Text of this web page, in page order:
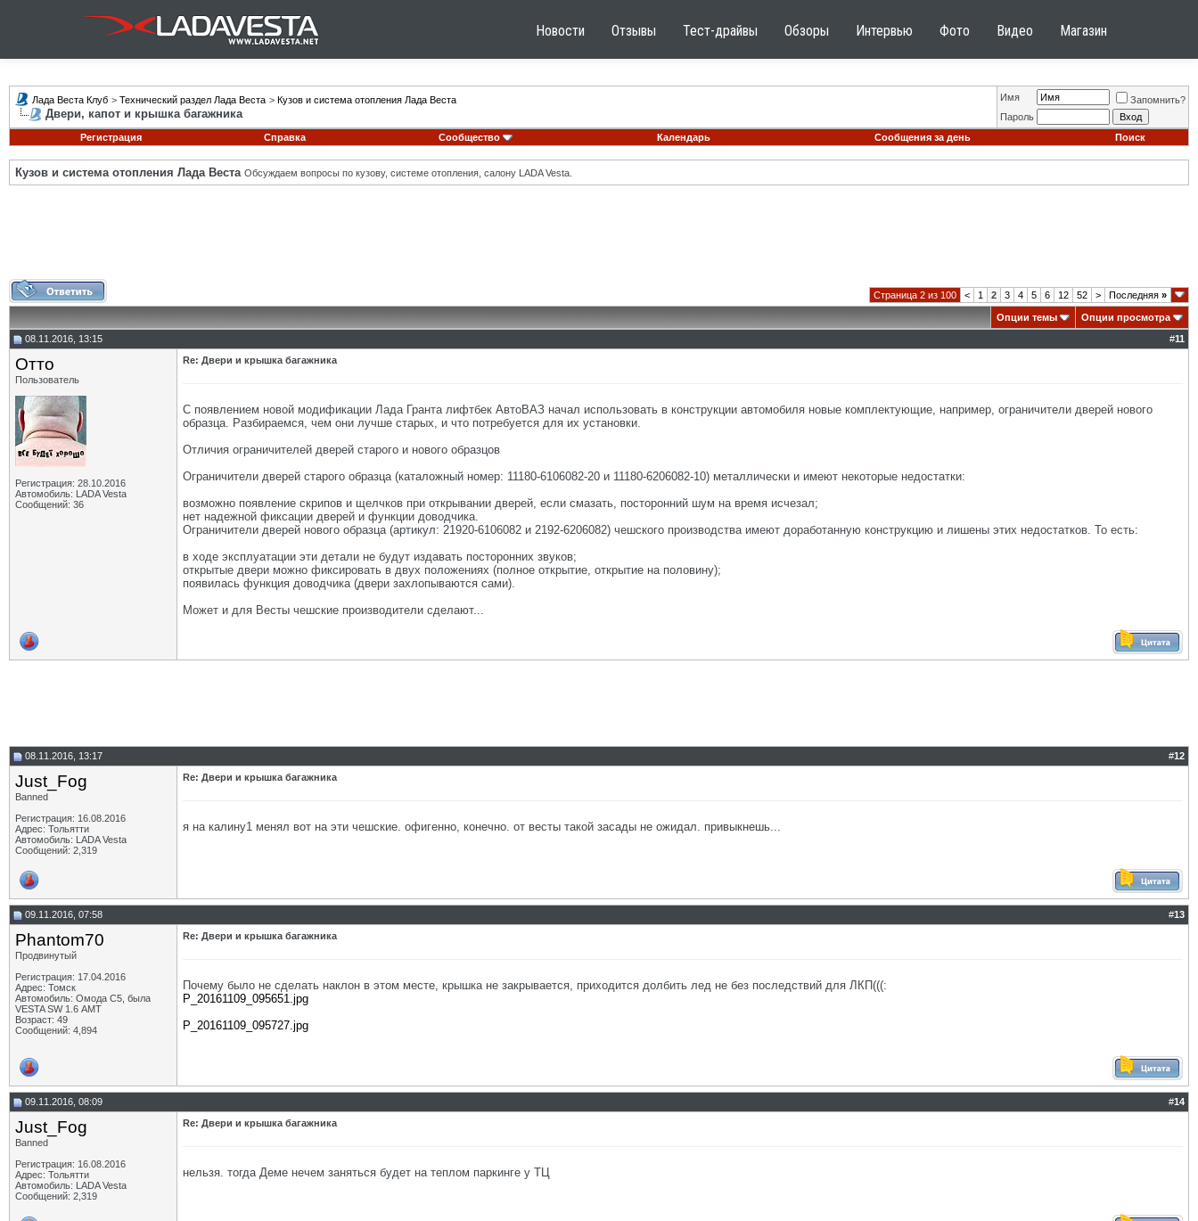
Новости Отзывы Тест-драйвы Обзоры Интервью Фото Видео Магазин
Лада Веста Клуб > Технический раздел Лада Веста > Кузов и система отопления Лада Веста
Двери, капот и крышка багажника
Имя
Запомнить?
Пароль
Регистрация
Справка Сообщество Календарь Сообщения за день Поиск
Кузов и система отопления Лада Веста Обсуждаем вопросы по кузову, системе отопления, салону LADA Vesta.
Страница 2 из 100 < 1 2 3 4 5 6 12 52 > Последняя »
Опции темы
Опции просмотра
08.11.2016, 13:15
#11
Отто
Пользователь
Регистрация: 28.10.2016
Автомобиль: LADA Vesta
Сообщений: 36
Re: Двери и крышка багажника
С появлением новой модификации Лада Гранта лифтбек АвтоВАЗ начал использовать в конструкции автомобиля новые комплектующие, например, ограничители дверей нового
образца. Разбираемся, чем они лучше старых, и что потребуется для их установки.
Отличия ограничителей дверей старого и нового образцов
Ограничители дверей старого образца (каталожный номер: 11180-6106082-20 и 11180-6206082-10) металлически и имеют некоторые недостатки:
возможно появление скрипов и щелчков при открывании дверей, если смазать, посторонний шум на время исчезал;
нет надежной фиксации дверей и функции доводчика.
Ограничители дверей нового образца (артикул: 21920-6106082 и 2192-6206082) чешского производства имеют доработанную конструкцию и лишены этих недостатков. То есть:
в ходе эксплуатации эти детали не будут издавать посторонних звуков;
открытые двери можно фиксировать в двух положениях (полное открытие, открытие на половину);
появилась функция доводчика (двери захлопываются сами).
Может и для Весты чешские производители сделают...
08.11.2016, 13:17 #12
Just_Fog
Banned
Регистрация: 16.08.2016
Адрес: Тольятти
Автомобиль: LADA Vesta
Сообщений: 2,319
Re: Двери и крышка багажника
я на калину1 менял вот на эти чешские. офигенно, конечно. от весты такой засады не ожидал. привыкнешь...
09.11.2016, 07:58 #13
Phantom70
Продвинутый
Регистрация: 17.04.2016
Адрес: Томск
Автомобиль: Омода С5, была
VESTA SW 1.6 АМТ
Возраст: 49
Сообщений: 4,894
Re: Двери и крышка багажника
Почему было не сделать наклон в этом месте, крышка не закрывается, приходится долбить лед не без последствий для ЛКП(((:
P_20161109_095651.jpg
P_20161109_095727.jpg
09.11.2016, 08:09 #14
Just_Fog
Banned
Регистрация: 16.08.2016
Адрес: Тольятти
Автомобиль: LADA Vesta
Сообщений: 2,319
Re: Двери и крышка багажника
нельзя. тогда Деме нечем заняться будет на теплом паркинге у ТЦ